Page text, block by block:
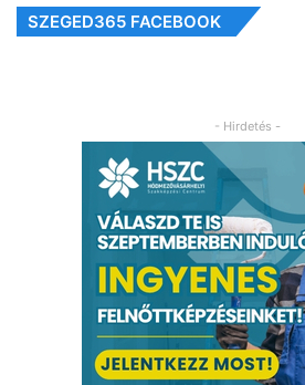
SZEGED365 FACEBOOK
- Hirdetés -